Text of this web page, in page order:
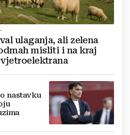
ulaganja, ali zelena
misliti i na kraj
nastavku